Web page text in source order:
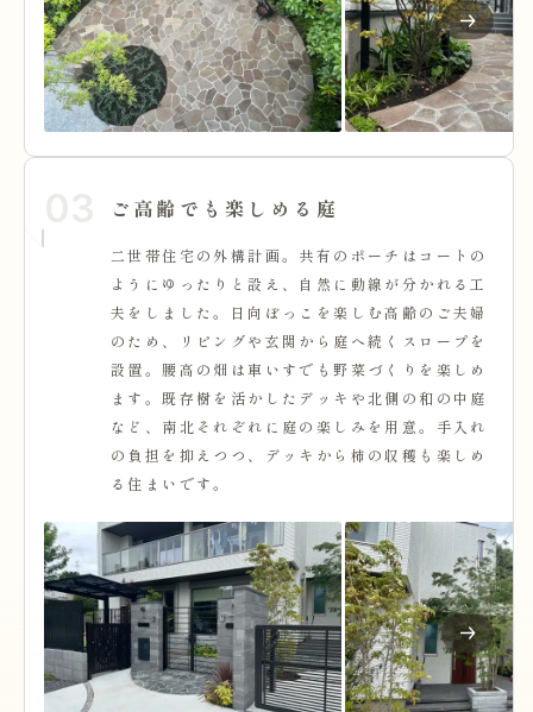
ご高齢でも楽しめる庭
二世帯住宅の外構計画。共有のポーチはコートの
ようにゆったりと設え、自然に動線が分かれる工
夫をしました。日向ぼっこを楽しむ高齢のご夫婦
のため、リビングや玄関から庭へ続くスロープを
設置。腰高の畑は車いすでも野菜づくりを楽しめ
ます。既存樹を活かしたデッキや北側の和の中庭
など、南北それぞれに庭の楽しみを用意。手入れ
の負担を抑えつつ、デッキから柿の収穫も楽しめ
る住まいです。